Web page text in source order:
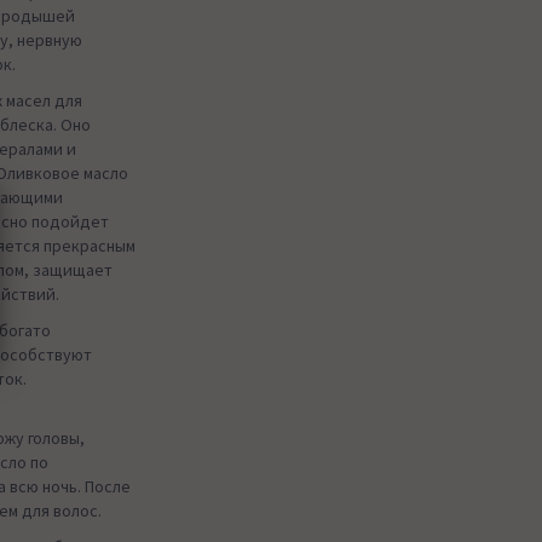
нервную
для
Оно
и
масло
подойдет
прекрасным
защищает
головы,
по
всю ночь. После
для волос.